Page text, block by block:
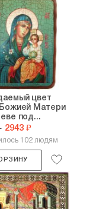
цвет
Матери
под...
2943 ₽
102 людям